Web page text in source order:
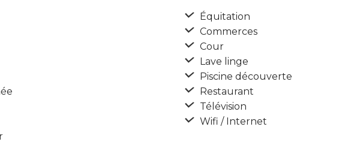
Équitation
Commerces
Cour
Lave linge
Piscine découverte
Restaurant
Télévision
Wifi / Internet